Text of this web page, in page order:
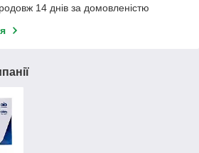
14 днів за домовленістю